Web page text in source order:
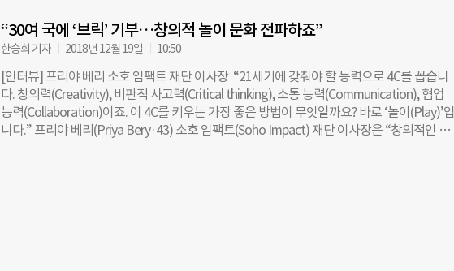
“30여 국에 ‘브릭’ 기부…창의적 놀이 문화 전파하죠”
한승희 기자 2018년 12월 19일 10:50
[인터뷰] 프리야 베리 소호 임팩트 재단 이사장 “21세기에 갖춰야 할 능력으로 4C를 꼽습니
다. 창의력(Creativity), 비판적 사고력(Critical thinking), 소통 능력(Communication), 협업
능력(Collaboration)이죠. 이 4C를 키우는 가장 좋은 방법이 무엇일까요? 바로 ‘놀이(Play)’입
니다.” 프리야 베리(Priya Bery·43) 소호 임팩트(Soho Impact) 재단 이사장은 “창의적인 놀